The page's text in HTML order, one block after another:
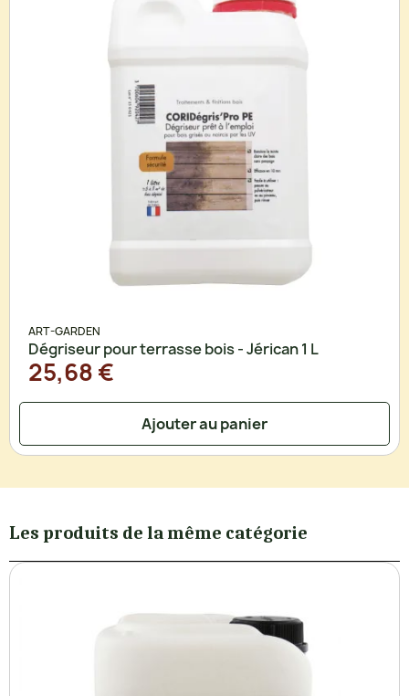
ART-GARDEN
Dégriseur pour terrasse bois - Jérican 1 L
25,68 €
Ajouter au panier
Les produits de la même catégorie